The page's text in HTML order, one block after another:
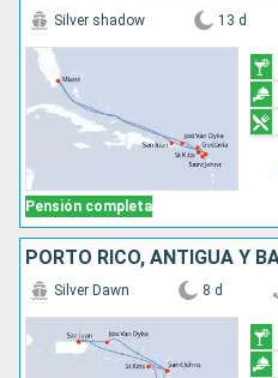
Pensión completa
Silver shadow 13 d
Silver Dawn 8 d